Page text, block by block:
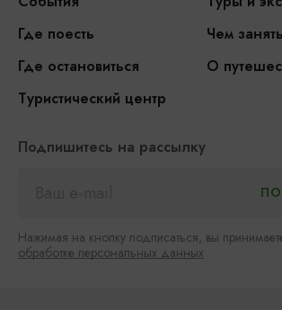
Где поесть
Чем
Где остановиться
О
Туристический центр
Подпишитесь на рассылку
Нажимая на кнопку подписаться, вы
обработке персональных данных